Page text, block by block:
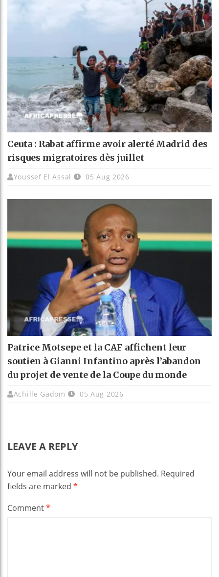
Ceuta : Rabat affirme avoir alerté Madrid des
risques migratoires dès juillet
Youssef El Assal 05 Aug 2026
Patrice Motsepe et la CAF affichent leur
soutien à Gianni Infantino après l’abandon
du projet de vente de la Coupe du monde
Achille Gadom 05 Aug 2026
LEAVE A REPLY
Your email address will not be published. Required
fields are marked *
Comment*